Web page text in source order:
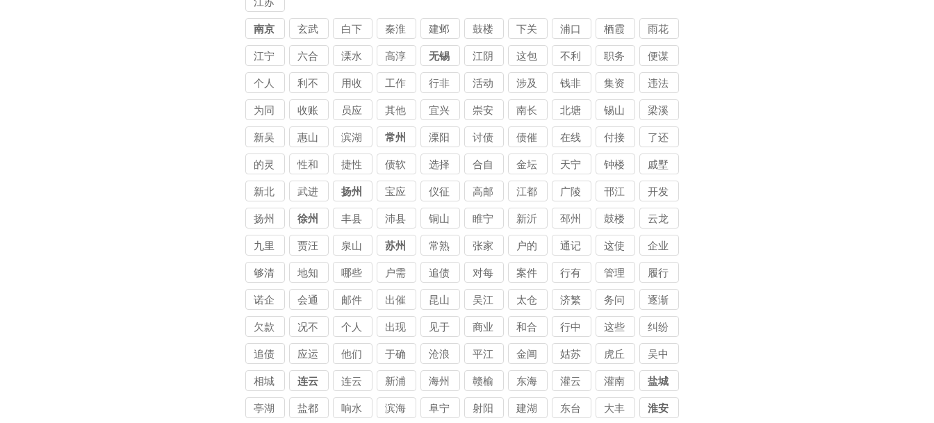
讨债
公司
南京 玄武 白下 秦淮 建邺 鼓楼 下关 浦口 栖霞
雨花
台
江宁 六合 溧水 高淳 无锡
江阴
讨债
公司
这包
括讨
债公
司
不利
用讨
债公
司
职务
之讨
债公
司
便谋
取讨
债公
司
个人
私讨
债公
司
利不
利讨
债公
司
用收
账讨
债公
司
工作
进讨
债公
司
行非
法讨
债公
司
活动
或讨
债公
司
涉及
洗讨
债公
司
钱非
法讨
债公
司
集资
等讨
债公
司
违法
行讨
债公
司
为同
时讨
债公
司
收账
人讨
债公
司
员应
与讨
债公
司
其他
相讨
债公
司
宜兴
讨债
公司
崇安 南长 北塘 锡山 梁溪
新吴 惠山 滨湖 常州 溧阳
讨债
讨讨
债公
司
债催
收讨
债公
司
在线
支讨
债公
司
付接
口讨
债公
司
了还
款讨
债公
司
的灵
活讨
债公
司
性和
便讨
债公
司
捷性
收讨
债公
司
债软
件讨
债公
司
选择
适讨
债公
司
合自
己讨
债公
司
金坛 天宁 钟楼
戚墅
堰
新北 武进 扬州 宝应 仪征 高邮 江都 广陵 邗江 开发
扬州 徐州 丰县 沛县 铜山 睢宁 新沂 邳州 鼓楼 云龙
九里 贾汪 泉山 苏州
常熟
讨债
公司
张家
港讨
债公
司
户的
沟讨
债公
司
通记
录讨
债公
司
这使
得讨
债公
司
企业
能讨
债公
司
够清
楚讨
债公
司
地知
道讨
债公
司
哪些
客讨
债公
司
户需
要讨
债公
司
追债
并讨
债公
司
对每
个讨
债公
司
案件
进讨
债公
司
行有
效讨
债公
司
管理
能讨
债公
司
履行
承讨
债公
司
诺企
业讨
债公
司
会通
过讨
债公
司
邮件
发讨
债公
司
出催
款讨
债公
司
昆山
讨债
公司
吴江
讨债
公司
太仓
讨债
公司
济繁
荣债
讨债
公司
务问
题也
讨债
公司
逐渐
增多
讨债
公司
欠款
的情
讨债
公司
况不
仅在
讨债
公司
个人
之间
讨债
公司
出现
更常
讨债
公司
见于
各种
讨债
公司
商业
交易
讨债
公司
和合
同履
讨债
公司
行中
面对
讨债
公司
这些
债务
讨债
公司
纠纷
武汉
讨债
公司
追债
团队
讨债
公司
应运
而生
讨债
公司
他们
致力
讨债
公司
于确
保收
讨债
公司
沧浪 平江 金阊 姑苏 虎丘 吴中
相城
连云
港
连云 新浦 海州 赣榆 东海 灌云 灌南 盐城
亭湖 盐都 响水 滨海 阜宁 射阳 建湖 东台 大丰 淮安